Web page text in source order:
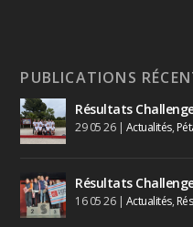
PUBLICATIONS
Résultats
29 05 26| Actualités,
Résultats
16 05 26| Actualités,